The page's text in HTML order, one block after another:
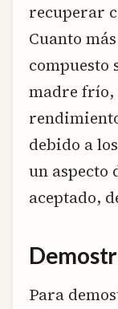
recuperar
Cuanto
compuesto
madre frío,
debido a
un aspecto
aceptado,
Para